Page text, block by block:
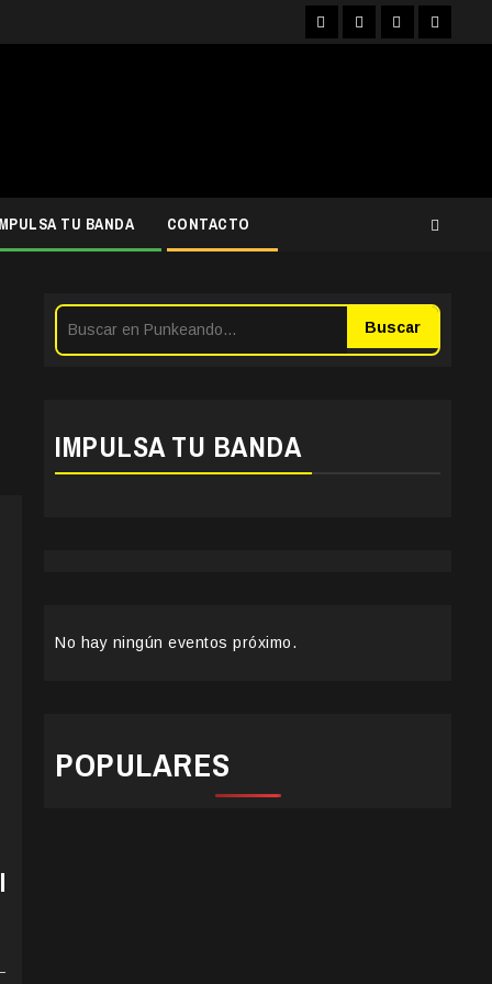
FacebookInstagram
YouTubeTwitter
TU BANDA CONTACTO
Buscar
IMPULSA TU BANDA
No hay ningún eventos próximo.
POPULARES